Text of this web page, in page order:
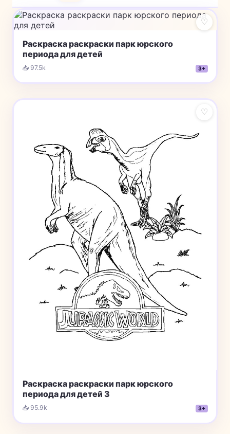
♡
Раскраска раскраски парк юрского
периода для детей
📥 97.5k 3+
♡
Раскраска раскраски парк юрского
периода для детей 3
📥 95.9k 3+